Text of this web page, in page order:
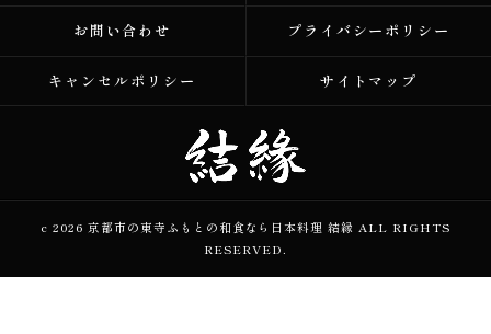
お問い合わせ プライバシーポリシー
キャンセルポリシー サイトマップ
c 2026 京都市の東寺ふもとの和食なら日本料理 結縁 ALL RIGHTS
RESERVED.